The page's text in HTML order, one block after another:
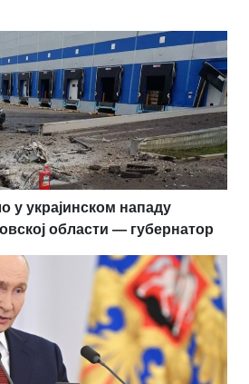
у украјинском нападу
области — губернатор